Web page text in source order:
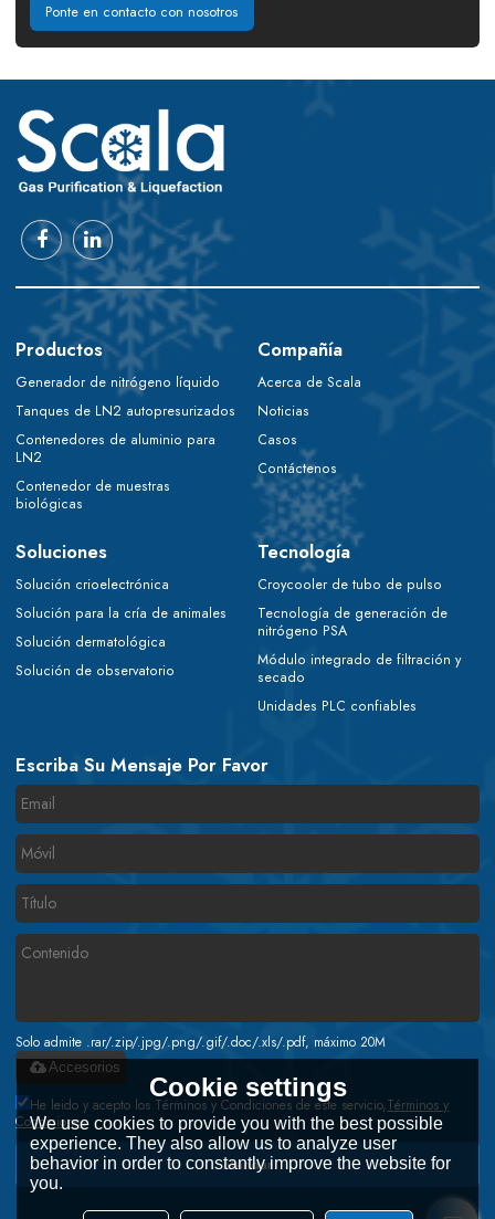
Ponte en contacto con nosotros
Productos
Generador de nitrógeno líquido
Tanques de LN2 autopresurizados
Contenedores de aluminio para
LN2
Contenedor de muestras
biológicas
Compañía
Acerca de Scala
Noticias
Casos
Contáctenos
Soluciones
Solución crioelectrónica
Solución para la cría de animales
Solución dermatológica
Solución de observatorio
Tecnología
Croycooler de tubo de pulso
Tecnología de generación de
nitrógeno PSA
Módulo integrado de filtración y
secado
Unidades PLC confiables
Escriba Su Mensaje Por Favor
Solo admite .rar/.zip/.jpg/.png/.gif/.doc/.xls/.pdf, máximo 20M
Accesorios
He leido y acepto los Términos y Condiciones de este servicio,Términos y
Condiciones
Mandar
Cookie settings
We use cookies to provide you with the best possible
experience. They also allow us to analyze user
behavior in order to constantly improve the website for
you.